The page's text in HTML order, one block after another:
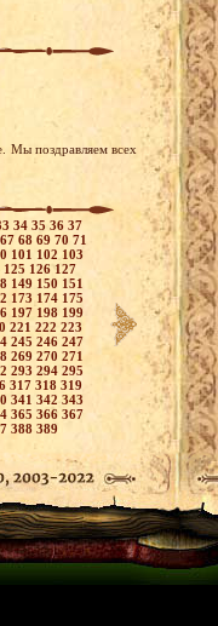
Мы поздравляем всех
34 35 36 37
67 68 69 70 71
101 102 103
125 126 127
149 150 151
173 174 175
197 198 199
221 222 223
245 246 247
269 270 271
293 294 295
317 318 319
341 342 343
365 366 367
388 389